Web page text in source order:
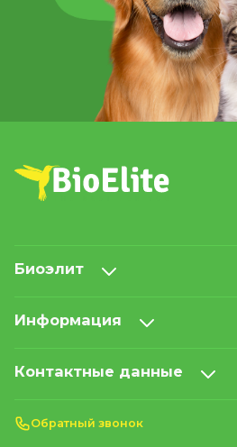
Биоэлит
Информация
Контактные данные
Обратный звонок